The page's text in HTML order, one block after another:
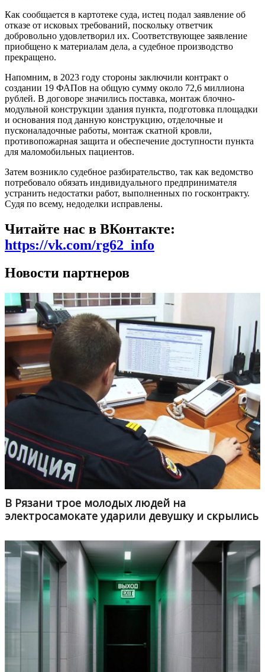
Как сообщается в картотеке суда, истец подал заявление об
отказе от исковых требований, поскольку ответчик
добровольно удовлетворил их. Соответствующее заявление
приобщено к материалам дела, а судебное производство
прекращено.
Напомним, в 2023 году стороны заключили контракт о
создании 19 ФАПов на общую сумму около 72,6 миллиона
рублей. В договоре значились поставка, монтаж блочно-
модульной конструкции здания пункта, подготовка площадки
и основания под данную конструкцию, отделочные и
пусконаладочные работы, монтаж скатной кровли,
противопожарная защита и обеспечение доступности пункта
для маломобильных пациентов.
Затем возникло судебное разбирательство, так как ведомство
потребовало обязать индивидуального предпринимателя
устранить недостатки работ, выполненных по госконтракту.
Судя по всему, недоделки исправлены.
Читайте нас в ВКонтакте:
https://vk.com/rg62_info
Новости партнеров
В Рязани трое молодых людей на
электросамокате ударили девушку и скрылись